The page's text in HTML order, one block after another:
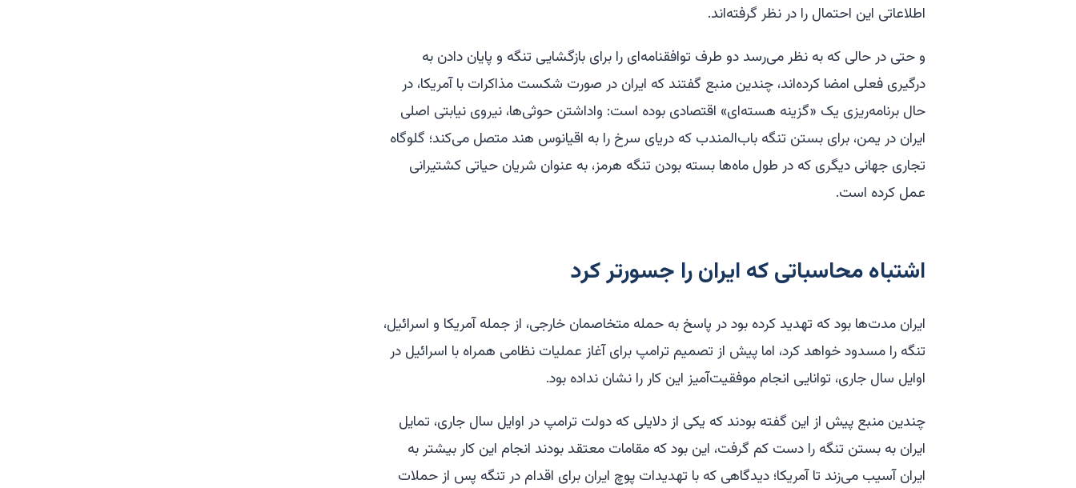
اطلاعاتی این احتمال را در نظر گرفته‌اند.
و حتی در حالی که به نظر می‌رسد دو طرف توافقنامه‌ای را برای بازگشایی تنگه و پایان دادن به
درگیری فعلی امضا کرده‌اند، چندین منبع گفتند که ایران در صورت شکست مذاکرات با آمریکا، در
حال برنامه‌ریزی یک «گزینه هسته‌ای» اقتصادی بوده است: واداشتن حوثی‌ها، نیروی نیابتی اصلی
ایران در یمن، برای بستن تنگه باب‌المندب که دریای سرخ را به اقیانوس هند متصل می‌کند؛ گلوگاه
تجاری جهانی دیگری که در طول ماه‌ها بسته بودن تنگه هرمز، به عنوان شریان حیاتی کشتیرانی
عمل کرده است.
اشتباه محاسباتی که ایران را جسورتر کرد
ایران مدت‌ها بود که تهدید کرده بود در پاسخ به حمله متخاصمان خارجی، از جمله آمریکا و اسرائیل،
تنگه را مسدود خواهد کرد، اما پیش از تصمیم ترامپ برای آغاز عملیات نظامی همراه با اسرائیل در
اوایل سال جاری، توانایی انجام موفقیت‌آمیز این کار را نشان نداده بود.
چندین منبع پیش از این گفته بودند که یکی از دلایلی که دولت ترامپ در اوایل سال جاری، تمایل
ایران به بستن تنگه را دست کم گرفت، این بود که مقامات معتقد بودند انجام این کار بیشتر به
ایران آسیب می‌زند تا آمریکا؛ دیدگاهی که با تهدیدات پوچ ایران برای اقدام در تنگه پس از حملات